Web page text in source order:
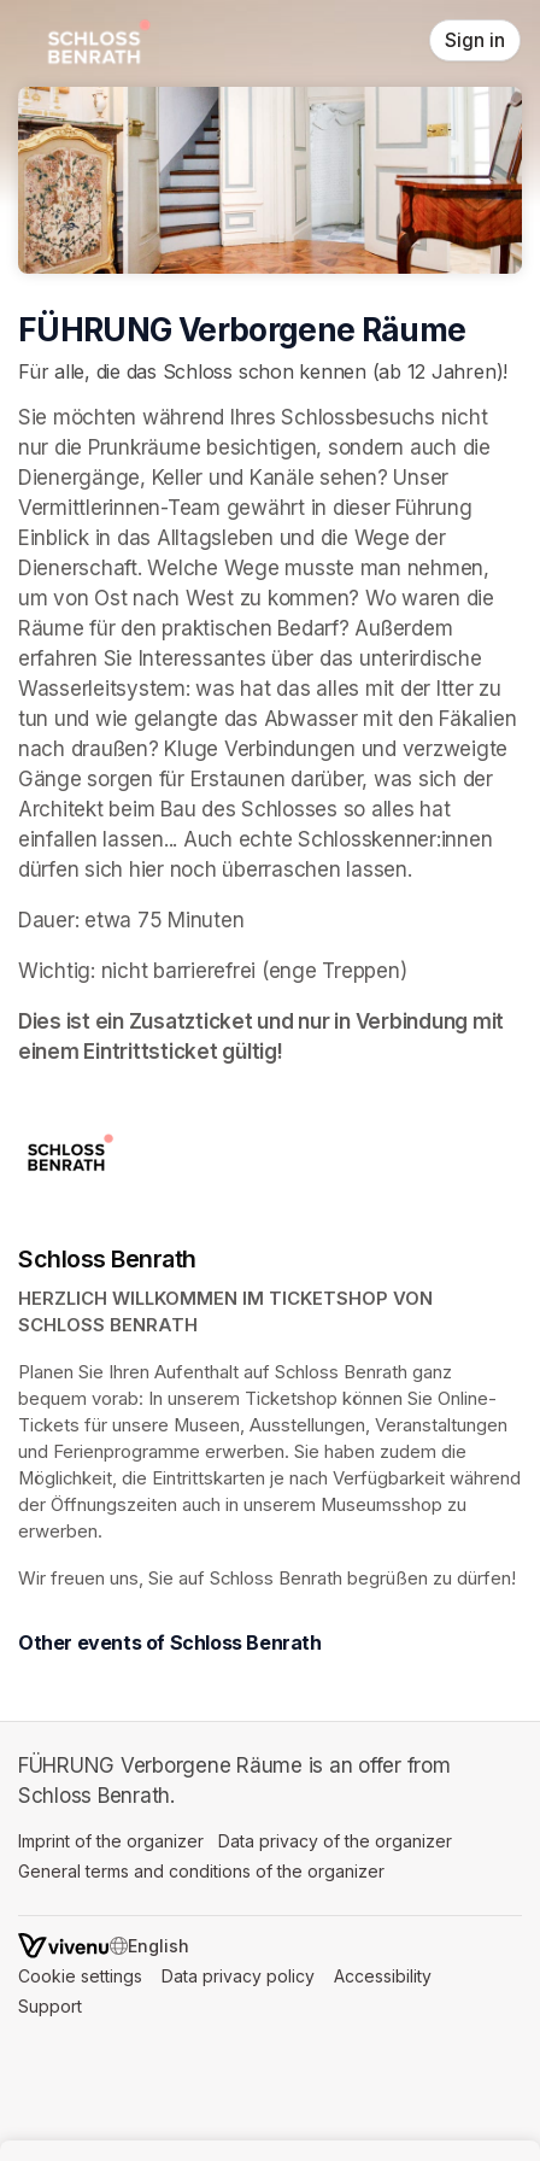
Sign in
FÜHRUNG Verborgene Räume
Für alle, die das Schloss schon kennen (ab 12 Jahren)!
Sie möchten während Ihres Schlossbesuchs nicht
nur die Prunkräume besichtigen, sondern auch die
Dienergänge, Keller und Kanäle sehen? Unser
Vermittlerinnen-Team gewährt in dieser Führung
Einblick in das Alltagsleben und die Wege der
Dienerschaft. Welche Wege musste man nehmen,
um von Ost nach West zu kommen? Wo waren die
Räume für den praktischen Bedarf? Außerdem
erfahren Sie Interessantes über das unterirdische
Wasserleitsystem: was hat das alles mit der Itter zu
tun und wie gelangte das Abwasser mit den Fäkalien
nach draußen? Kluge Verbindungen und verzweigte
Gänge sorgen für Erstaunen darüber, was sich der
Architekt beim Bau des Schlosses so alles hat
einfallen lassen... Auch echte Schlosskenner:innen
dürfen sich hier noch überraschen lassen.
Dauer: etwa 75 Minuten
Wichtig: nicht barrierefrei (enge Treppen)
Dies ist ein Zusatzticket und nur in Verbindung mit
einem Eintrittsticket gültig!
Schloss Benrath
HERZLICH WILLKOMMEN IM TICKETSHOP VON
SCHLOSS BENRATH
Planen Sie Ihren Aufenthalt auf Schloss Benrath ganz
bequem vorab: In unserem Ticketshop können Sie Online-
Tickets für unsere Museen, Ausstellungen, Veranstaltungen
und Ferienprogramme erwerben. Sie haben zudem die
Möglichkeit, die Eintrittskarten je nach Verfügbarkeit während
der Öffnungszeiten auch in unserem Museumsshop zu
erwerben.
Wir freuen uns, Sie auf Schloss Benrath begrüßen zu dürfen!
Other events of Schloss Benrath
FÜHRUNG Verborgene Räume is an offer from
Schloss Benrath.
Imprint of the organizer (opens in a new tab)
Data privacy of the organizer
General terms and conditions of the organizer
SWITCH LANGUAGE
Cookie settings (opens in a new tab)
Data privacy policy (opens in a new tab)
Accessibility
Support